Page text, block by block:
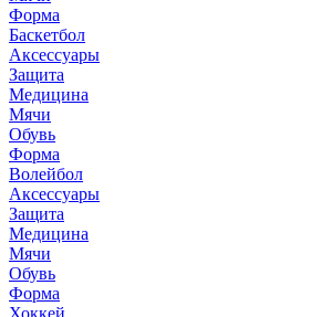
Форма
Баскетбол
Аксессуары
Защита
Медицина
Мячи
Обувь
Форма
Волейбол
Аксессуары
Защита
Медицина
Мячи
Обувь
Форма
Хоккей